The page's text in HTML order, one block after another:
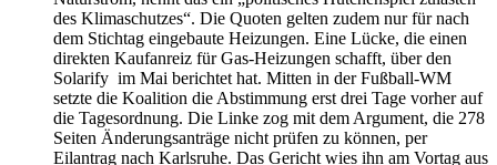
des Klimaschutzes“. Die Quoten gelten zudem nur für nach
dem Stichtag eingebaute Heizungen. Eine Lücke, die einen
direkten Kaufanreiz für Gas-Heizungen schafft, über den
Solarify im Mai berichtet hat. Mitten in der Fußball-WM
setzte die Koalition die Abstimmung erst drei Tage vorher auf
die Tagesordnung. Die Linke zog mit dem Argument, die 278
Seiten Änderungsanträge nicht prüfen zu können, per
Eilantrag nach Karlsruhe. Das Gericht wies ihn am Vortag aus